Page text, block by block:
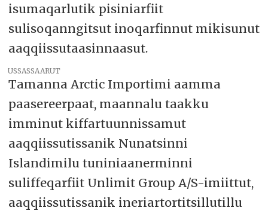
isumaqarlutik pisiniarfiit
sulisoqanngitsut inoqarfinnut mikisunut
aaqqiissutaasinnaasut.
USSASSAARUT
Tamanna Arctic Importimi aamma
paasereerpaat, maannalu taakku
imminut kiffartuunnissamut
aaqqiissutissanik Nunatsinni
Islandimilu tuniniaanerminni
suliffeqarfiit Unlimit Group A/S-imiittut,
aaqqiissutissanik ineriartortitsillutillu